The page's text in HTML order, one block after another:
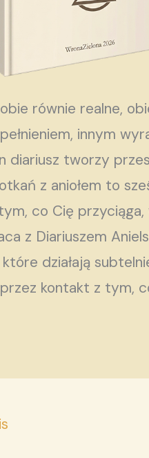
równie realne,
innym
diariusz tworzy
z aniołem to
co Cię
z Diariuszem
które działają
kontakt z tym,